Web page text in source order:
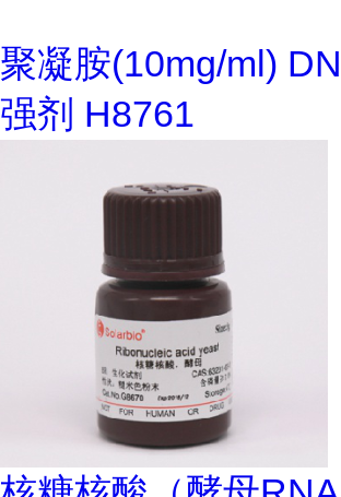
聚凝胺(10mg/ml)
强剂 H8761